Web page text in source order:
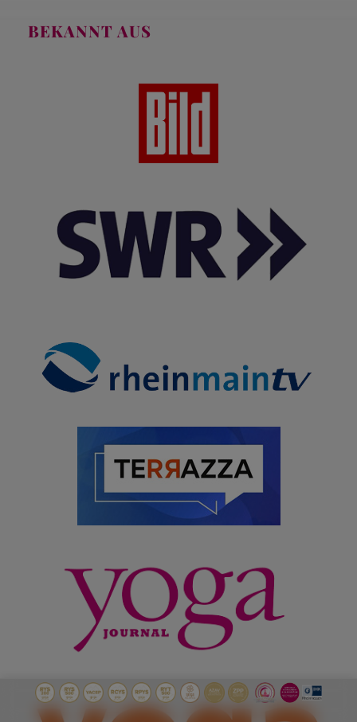
BEKANNT AUS